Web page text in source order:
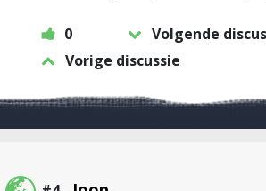
0
Volgende
Vorige discussie